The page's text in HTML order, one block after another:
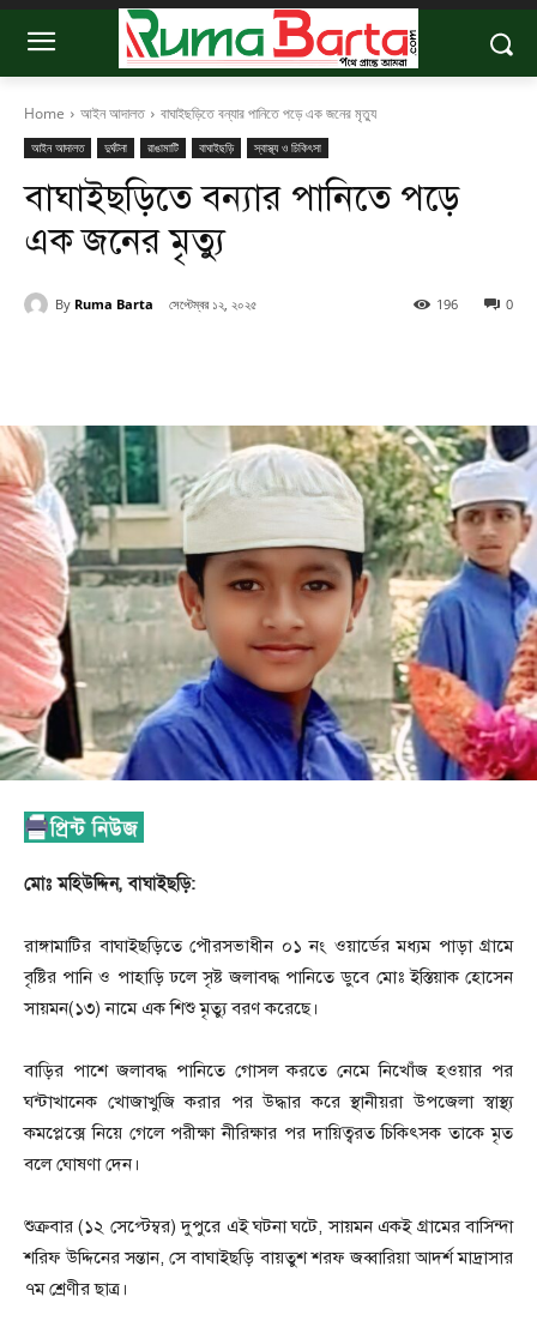
Home আইন আদালত বাঘাইছড়িতে বন্যার পানিতে পড়ে এক জনের মৃত্যু
আইন আদালত দুর্ঘটনা রাঙামাটি বাঘাইছড়ি স্বাস্থ্য ও চিকিৎসা
বাঘাইছড়িতে বন্যার পানিতে পড়ে
এক জনের মৃত্যু
By Ruma Barta সেপ্টেম্বর ১২, ২০২৫ 0
196
মোঃ মহিউদ্দিন, বাঘাইছড়ি:
রাঙ্গামাটির বাঘাইছড়িতে পৌরসভাধীন ০১ নং ওয়ার্ডের মধ্যম পাড়া গ্রামে
বৃষ্টির পানি ও পাহাড়ি ঢলে সৃষ্ট জলাবদ্ধ পানিতে ডুবে মোঃ ইস্তিয়াক হোসেন
সায়মন(১৩) নামে এক শিশু মৃত্যু বরণ করেছে।
বাড়ির পাশে জলাবদ্ধ পানিতে গোসল করতে নেমে নিখোঁজ হওয়ার পর
ঘন্টাখানেক খোজাখুজি করার পর উদ্ধার করে স্থানীয়রা উপজেলা স্বাস্থ্য
কমপ্লেক্সে নিয়ে গেলে পরীক্ষা নীরিক্ষার পর দায়িত্বরত চিকিৎসক তাকে মৃত
বলে ঘোষণা দেন।
শুক্রবার (১২ সেপ্টেম্বর) দুপুরে এই ঘটনা ঘটে, সায়মন একই গ্রামের বাসিন্দা
শরিফ উদ্দিনের সন্তান, সে বাঘাইছড়ি বায়তুশ শরফ জব্বারিয়া আদর্শ মাদ্রাসার
৭ম শ্রেণীর ছাত্র।